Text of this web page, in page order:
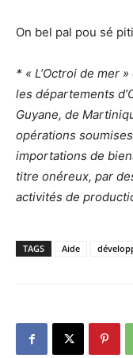
On bel pal pou sé
* « L’Octroi de mer
les départements
Guyane, de
opérations
importations de
titre onéreux, par
activités de
TAGS Aide